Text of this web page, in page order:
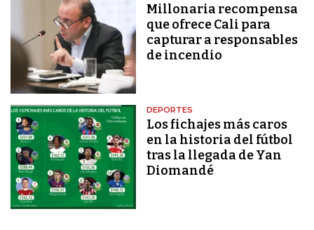
Millonaria recompensa
que ofrece Cali para
capturar a responsables
de incendio
DEPORTES
Los fichajes más caros
en la historia del fútbol
tras la llegada de Yan
Diomandé